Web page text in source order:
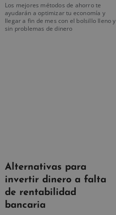
Los mejores métodos de ahorro te
ayudarán a optimizar tu economía y
llegar a fin de mes con el bolsillo lleno y
sin problemas de dinero
Alternativas para
invertir dinero a falta
de rentabilidad
bancaria